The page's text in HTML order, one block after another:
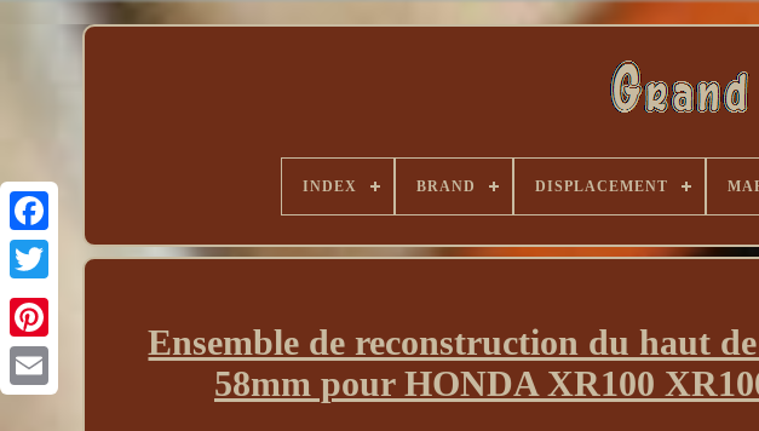
INDEX BRAND DISPLACEMENT
Ensemble de reconstruction du haut
58mm pour HONDA XR100